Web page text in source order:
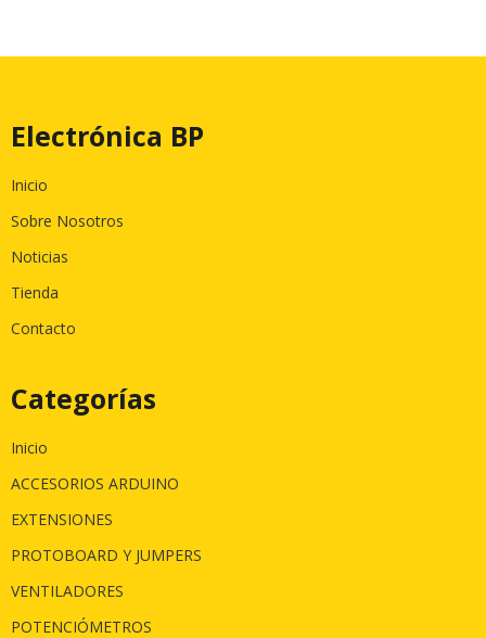
Electrónica BP
Inicio
Sobre Nosotros
Noticias
Tienda
Contacto
Categorías
Inicio
ACCESORIOS ARDUINO
EXTENSIONES
PROTOBOARD Y JUMPERS
VENTILADORES
POTENCIÓMETROS